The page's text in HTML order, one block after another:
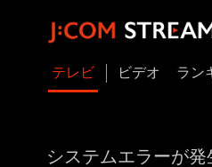
テレビ ビデオ ラン
システムエラーが